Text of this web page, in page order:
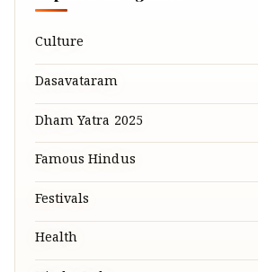
Culture
Dasavataram
Dham Yatra 2025
Famous Hindus
Festivals
Health